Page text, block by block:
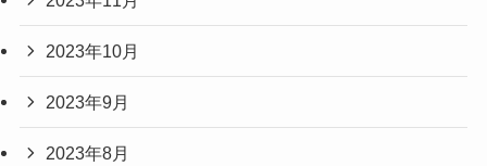
2023年10月
2023年9月
2023年8月